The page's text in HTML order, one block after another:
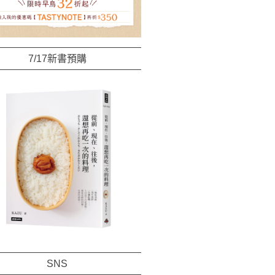
7/17新書預購
SNS